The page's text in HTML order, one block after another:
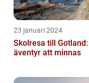
23 januari 2024
Skolresa till
äventyr att minnas